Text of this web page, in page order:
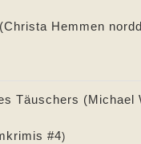
Christa Hemmen
Täuschers (Michael
#4)